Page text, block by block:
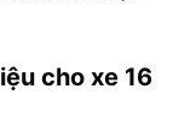
cho xe 16